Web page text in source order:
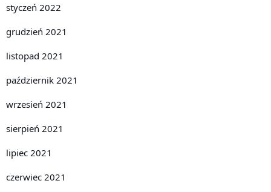
styczeń 2022
grudzień 2021
listopad 2021
październik 2021
wrzesień 2021
sierpień 2021
lipiec 2021
czerwiec 2021